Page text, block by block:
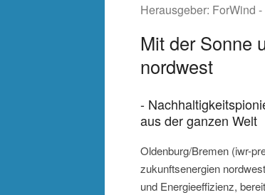
Herausgeber: ForWind
Mit der Sonne
nordwest
-
aus der ganzen Welt
Oldenburg/Bremen (iwr-
zukunftsenergien
und Energieeffizienz,